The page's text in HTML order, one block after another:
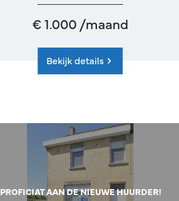
€ 1.000 /maand
Bekijk details
PROFICIAT AAN DE NIEUWE HUURDER!